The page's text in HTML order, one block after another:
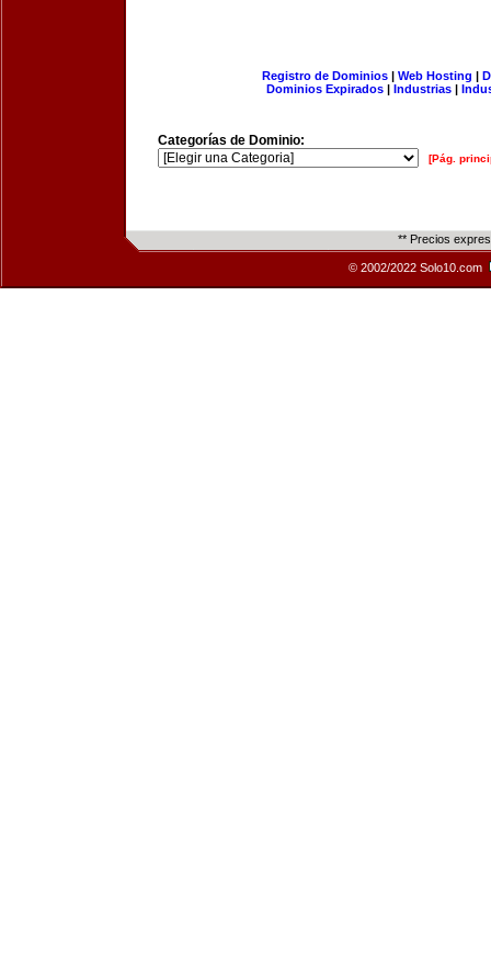
Registro de Dominios| Web Hosting |
Dominios Expirados | Industrias |
Categorías de Dominio:
[Pág.
** Precios
© 2002/2022 Solo10.com